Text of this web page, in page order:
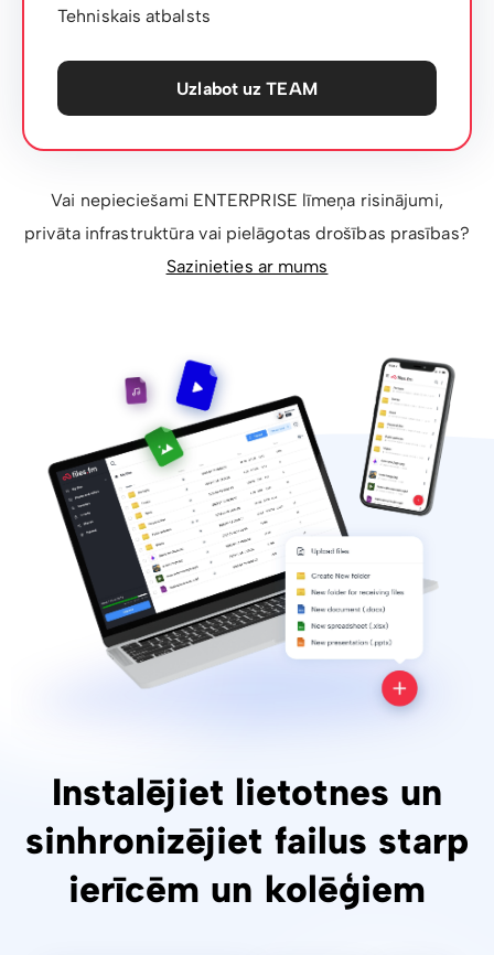
Tehniskais atbalsts
Uzlabot uz TEAM
Vai nepieciešami ENTERPRISE līmeņa risinājumi,
privāta infrastruktūra vai pielāgotas drošības prasības?
Sazinieties ar mums
Instalējiet lietotnes un
sinhronizējiet failus starp
ierīcēm un kolēģiem